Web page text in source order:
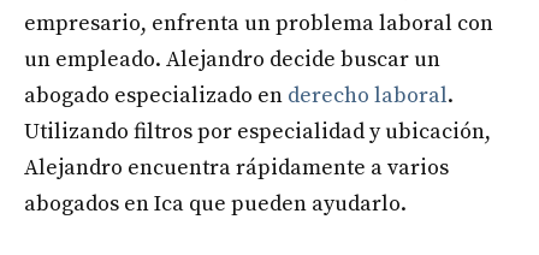
empresario, enfrenta un problema laboral con
un empleado. Alejandro decide buscar un
abogado especializado en derecho laboral.
Utilizando filtros por especialidad y ubicación,
Alejandro encuentra rápidamente a varios
abogados en Ica que pueden ayudarlo.